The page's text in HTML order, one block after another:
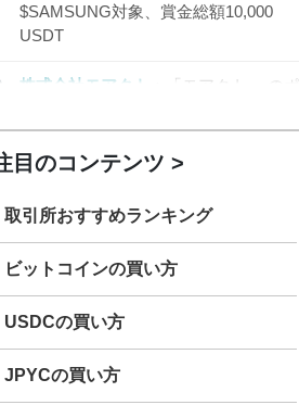
$SAMSUNG対象、賞金総額10,000
USDT
株式会社モアクト
「モアクト」 のポ
「 JPYC」を追加
てステーブルコイン「JPYSC」徹底解
説セミナーを開催
目のコンテンツ
取引所おすすめランキング
ビットコインの買い方
USDCの買い方
JPYCの買い方